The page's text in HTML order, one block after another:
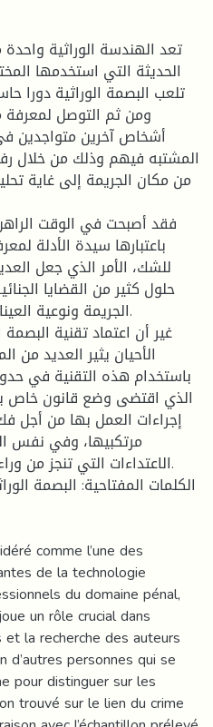
تعد الهندسة الوراثية
الحديثة التي استخدمها
تلعب البصمة الوراثية دورا
ومن ثم التوصل
أشخاص آخرين متواجدين
المشتبه فيهم وذلك من خلال
من مكان الجريمة إلى غاية
فقد أصبحت في الوقت
باعتبارها سيدة الأدلة
للشك، الأمر الذي جعل
حلول كثير من القضايا
الجريمة ونوعية
غير أن اعتماد تقنية
الأحيان يثير العديد من
باستخدام هذه التقنية في
إجراءات العمل بها من أجل
مرتكبيها، وفي نفس
الاعتداءات التي تنجز من
الكلمات المفتاحية: البصمة
comme l’une des
de la technologie
du domaine pénal,
un rôle crucial dans
la recherche des auteurs
personnes qui se
pour distinguer sur les
trouvé sur le lien du crime